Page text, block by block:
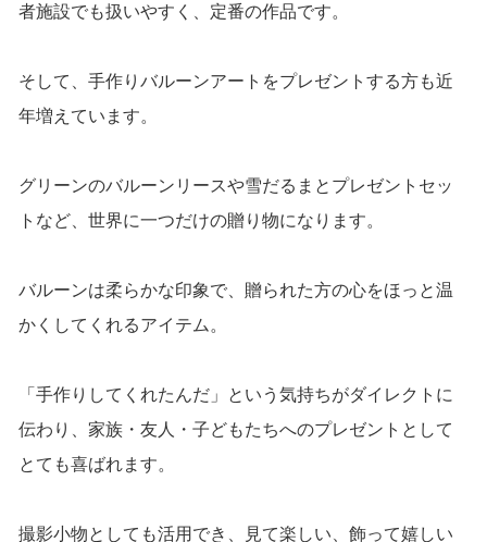
者施設でも扱いやすく、定番の作品です。
そして、手作りバルーンアートをプレゼントする方も近
年増えています。
グリーンのバルーンリースや雪だるまとプレゼントセッ
トなど、世界に一つだけの贈り物になります。
バルーンは柔らかな印象で、贈られた方の心をほっと温
かくしてくれるアイテム。
「手作りしてくれたんだ」という気持ちがダイレクトに
伝わり、家族・友人・子どもたちへのプレゼントとして
とても喜ばれます。
撮影小物としても活用でき、見て楽しい、飾って嬉しい